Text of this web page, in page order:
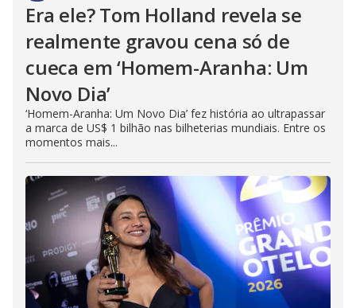
Era ele? Tom Holland revela se
realmente gravou cena só de
cueca em ‘Homem-Aranha: Um
Novo Dia’
‘Homem-Aranha: Um Novo Dia’ fez história ao ultrapassar
a marca de US$ 1 bilhão nas bilheterias mundiais. Entre os
momentos mais...